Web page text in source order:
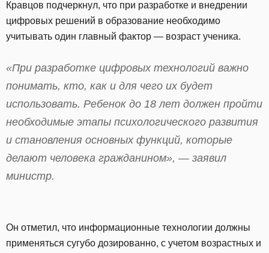
Кравцов подчеркнул, что при разработке и внедрении
цифровых решений в образование необходимо
учитывать один главный фактор — возраст ученика.
«При разработке цифровых технологий важно
понимать, кто, как и для чего их будет
использовать. Ребенок до 18 лет должен пройти
необходимые этапы психологического развития
и становления основных функций, которые
делают человека гражданином», — заявил
министр.
Он отметил, что информационные технологии должны
применяться сугубо дозированно, с учетом возрастных и